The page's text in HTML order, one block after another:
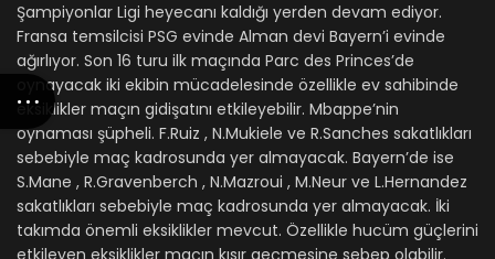
Şampiyonlar Ligi heyecanı kaldığı yerden devam ediyor.
Fransa temsilcisi PSG evinde Alman devi Bayern’i evinde
ağırlıyor. Son 16 turu ilk maçında Parc des Princes’de
oynayacak iki ekibin mücadelesinde özellikle ev sahibinde
eksiklikler maçın gidişatını etkileyebilir. Mbappe’nin
oynaması şüpheli. F.Ruiz , N.Mukiele ve R.Sanches sakatlıkları
sebebiyle maç kadrosunda yer almayacak. Bayern’de ise
S.Mane , R.Gravenberch , N.Mazroui , M.Neur ve L.Hernandez
sakatlıkları sebebiyle maç kadrosunda yer almayacak. İki
takımda önemli eksiklikler mevcut. Özellikle hucüm güçlerini